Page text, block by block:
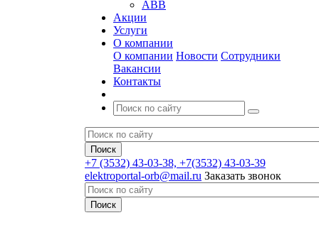
ABB
Акции
Услуги
О компании
О компании Новости Сотрудники
Вакансии
Контакты
+7 (3532) 43-03-38, +7(3532) 43-03-39
elektroportal-orb@mail.ru Заказать звонок